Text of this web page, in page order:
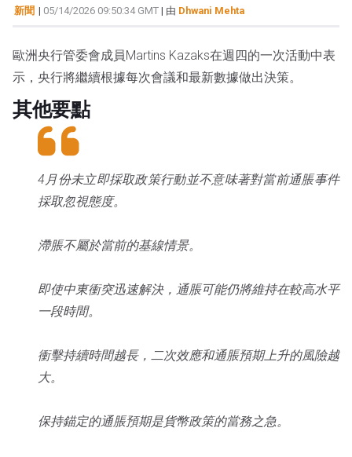
新聞 | 05/14/2026 09:50:34 GMT | 由 Dhwani Mehta
歐洲央行管委會成員Martins Kazaks在週四的一次活動中表
示，央行將繼續根據每次會議和最新數據做出決策。
其他要點
4月份未立即採取政策行動並不意味著對當前通脹事件
採取忽視態度。
滯脹不屬於當前的基線情景。
即使中東衝突迅速解決，通脹可能仍將維持在較高水平
一段時間。
衝擊持續時間越長，二次效應和通脹預期上升的風險越
大。
保持錨定的通脹預期是貨幣政策的當務之急。